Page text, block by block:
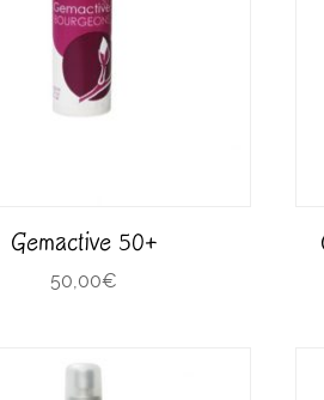
Gemactive 50+
50,00€